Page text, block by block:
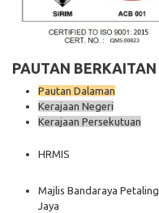
PAUTAN BERKAITAN
Pautan Dalaman
Kerajaan Negeri
Kerajaan Persekutuan
HRMIS
Majlis Bandaraya Petaling
Jaya